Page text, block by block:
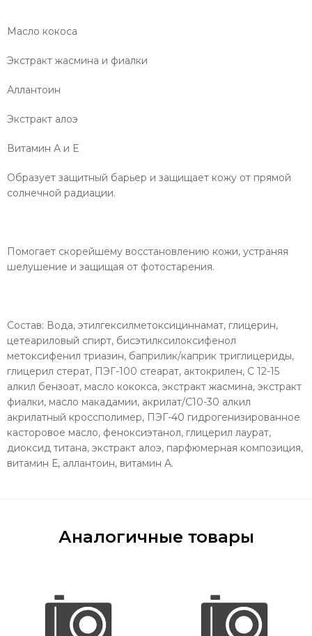
Масло кокоса
Экстракт жасмина и фиалки
Аллантоин
Экстракт алоэ
Витамин А и Е
Образует защитный барьер и защищает кожу от прямой
солнечной радиации.
Помогает скорейшему восстановлению кожи, устраняя
шелушение и защищая от фотостарения.
Состав: Вода, этилгексилметоксициннамат, глицерин,
цетеариловый спирт, бисэтилксилоксифенол
метоксифенил триазин, баприлик/каприк триглицериды,
глицерил стерат, ПЭГ-100 стеарат, актокрилен, С 12-15
алкил бензоат, масло кококса, экстракт жасмина, экстракт
фиалки, масло макадамии, акрилат/С10-30 алкил
акрилатный кроссполимер, ПЭГ-40 гидрогенизированное
касторовое масло, феноксиэтанол, глицерил лаурат,
диоксид титана, экстракт алоэ, парфюмерная композиция,
витамин Е, аллантоин, витамин А.
Аналогичные товары